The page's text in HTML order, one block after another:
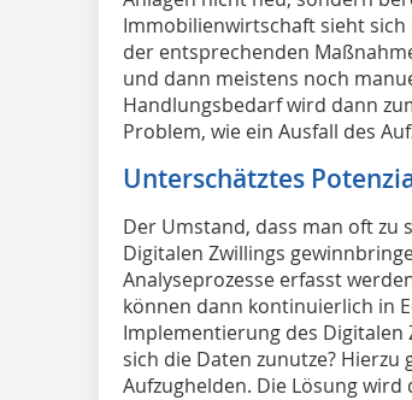
Immobilienwirtschaft sieht
der entsprechenden
und dann meistens noch
Handlungsbedarf wird dann
Problem, wie ein Ausfall des
Unterschätztes
Der Umstand, dass man oft zu
Digitalen Zwillings
Analyseprozesse erfasst
können dann kontinuierlich in
Implementierung des Digitalen
sich die Daten zunutze? Hierzu
Aufzughelden. Die Lösung